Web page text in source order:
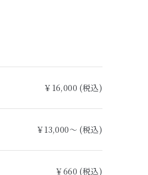
￥16,000 (税込)
￥13,000～ (税込)
￥660 (税込)